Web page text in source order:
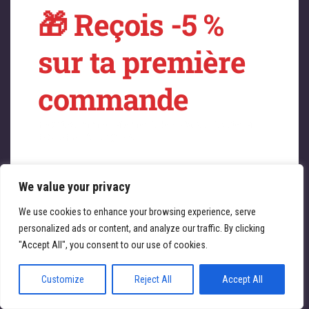
We value your privacy
We use cookies to enhance your browsing experience, serve
personalized ads or content, and analyze our traffic. By clicking
"Accept All", you consent to our use of cookies.
Customize Reject All Accept All
sur quelque chose
de fantastique –
revenez bientôt !
🎁 Reçois -5 %
sur ta première
commande
Saisissez votre adresse e-mail
JE REÇOIS MA RÉDUCTION